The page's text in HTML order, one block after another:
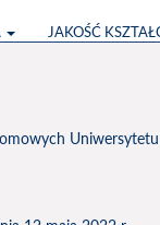
JAKOŚĆ